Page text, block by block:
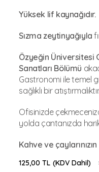
Yüksek lif kaynağıdır.
Sızma zeytinyağıyla
Özyeğin Üniversitesi
Sanatları Bölümü
Gastronomi ile temel
sağlıklı bir
Ofisinizde
yolda çantanızda
Kahve ve çaylarınızın
125,00 TL (KDV Dahil)